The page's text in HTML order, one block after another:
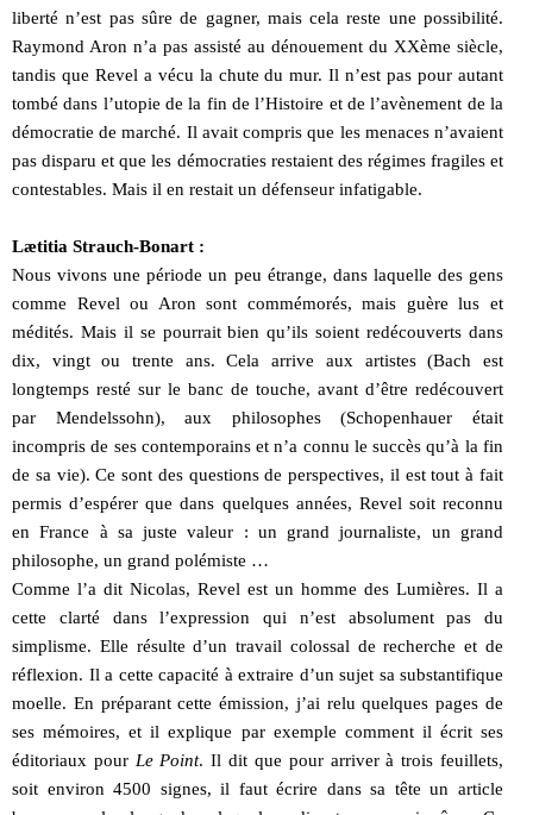
liberté n’est pas sûre de gagner, mais cela reste une possibilité.
Raymond Aron n’a pas assisté au dénouement du XXème siècle,
tandis que Revel a vécu la chute du mur. Il n’est pas pour autant
tombé dans l’utopie de la fin de l’Histoire et de l’avènement de la
démocratie de marché. Il avait compris que les menaces n’avaient
pas disparu et que les démocraties restaient des régimes fragiles et
contestables. Mais il en restait un défenseur infatigable.
Lætitia Strauch-Bonart :
Nous vivons une période un peu étrange, dans laquelle des gens
comme Revel ou Aron sont commémorés, mais guère lus et
médités. Mais il se pourrait bien qu’ils soient redécouverts dans
dix, vingt ou trente ans. Cela arrive aux artistes (Bach est
longtemps resté sur le banc de touche, avant d’être redécouvert
par Mendelssohn), aux philosophes (Schopenhauer était
incompris de ses contemporains et n’a connu le succès qu’à la fin
de sa vie). Ce sont des questions de perspectives, il est tout à fait
permis d’espérer que dans quelques années, Revel soit reconnu
en France à sa juste valeur : un grand journaliste, un grand
philosophe, un grand polémiste …
Comme l’a dit Nicolas, Revel est un homme des Lumières. Il a
cette clarté dans l’expression qui n’est absolument pas du
simplisme. Elle résulte d’un travail colossal de recherche et de
réflexion. Il a cette capacité à extraire d’un sujet sa substantifique
moelle. En préparant cette émission, j’ai relu quelques pages de
ses mémoires, et il explique par exemple comment il écrit ses
éditoriaux pour Le Point. Il dit que pour arriver à trois feuillets,
soit environ 4500 signes, il faut écrire dans sa tête un article